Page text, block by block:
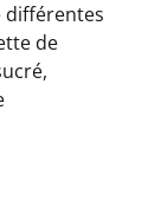
différentes
de